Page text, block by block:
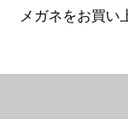
メガネをお買い